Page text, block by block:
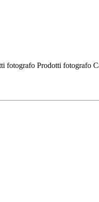
fotografo Prodotti fotografo